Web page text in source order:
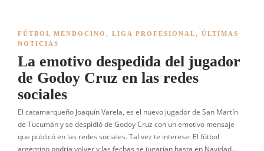
FÚTBOL MENDOCINO , LIGA PROFESIONAL, ÚLTIMAS
NOTICIAS
La emotivo despedida del jugador
de Godoy Cruz en las redes
sociales
El catamarqueño Joaquín Varela, es el nuevo jugador de San Martín
de Tucumán y se despidió de Godoy Cruz con un emotivo mensaje
que publicó en las redes sociales. Tal vez te interese: El fútbol
argentino podría volver y las fechas se jugarían hasta en Navidad…